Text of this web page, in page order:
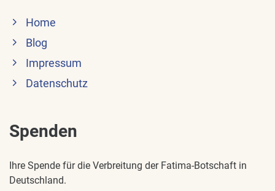
Home
Blog
Impressum
Datenschutz
Spenden
Ihre Spende für die Verbreitung der Fatima-Botschaft in
Deutschland.